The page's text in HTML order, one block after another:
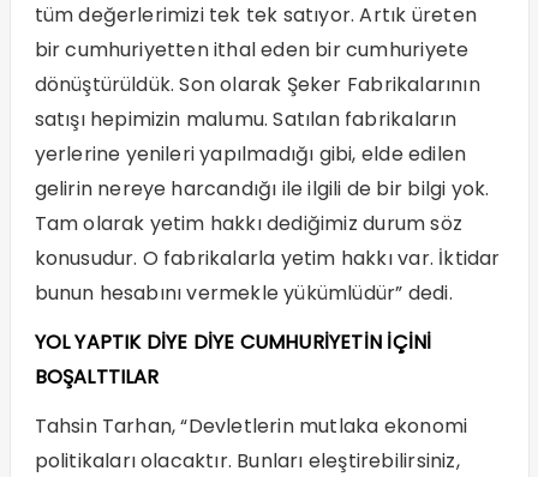
tüm değerlerimizi tek tek satıyor. Artık üreten
bir cumhuriyetten ithal eden bir cumhuriyete
dönüştürüldük. Son olarak Şeker Fabrikalarının
satışı hepimizin malumu. Satılan fabrikaların
yerlerine yenileri yapılmadığı gibi, elde edilen
gelirin nereye harcandığı ile ilgili de bir bilgi yok.
Tam olarak yetim hakkı dediğimiz durum söz
konusudur. O fabrikalarla yetim hakkı var. İktidar
bunun hesabını vermekle yükümlüdür” dedi.
YOL YAPTIK DİYE DİYE CUMHURİYETİN İÇİNİ
BOŞALTTILAR
Tahsin Tarhan, “Devletlerin mutlaka ekonomi
politikaları olacaktır. Bunları eleştirebilirsiniz,